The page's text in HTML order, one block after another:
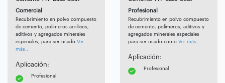
Comercial
Recubrimiento en polvo compuesto
de cemento, polímeros acrílicos,
aditivos y agregados minerales
especiales, para ser usado Ver
más..
Aplicación:
Profesional
Profesional
Recubrimiento en polvo compuesto
de cemento, polímeros, aditivos y
agregados minerales especiales
para ser usado como Ver más..
Aplicación:
Profesional